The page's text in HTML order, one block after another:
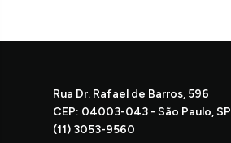
Rua Dr. Rafael de Barros, 596
CEP: 04003-043 - São Paulo, SP
(11) 3053-9560